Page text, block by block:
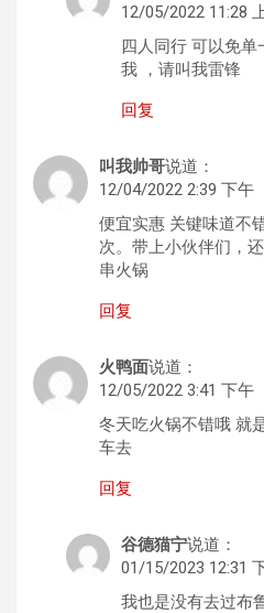
12/05/2022 11:28
四人同行 可以免
我 ，请叫我雷锋
回复
叫我帅哥说道：
12/04/2022 2:39 下午
便宜实惠 关键味道不
次。带上小伙伴们，
串火锅
回复
火鸭面说道：
12/05/2022 3:41 下午
冬天吃火锅不错哦 就
车去
回复
谷德猫宁说道：
01/15/2023 12:31
我也是没有去过布